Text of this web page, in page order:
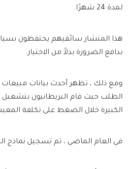
لمدة 24 شهرًا.
هذا المنشار سائقيهم يحتفظون
بدافع الضرورة بدلاً من الاختيار.
ومع ذلك ، تظهر أحدث بيانات
الطلب حيث قام البريطانيون بتشغيل
الكبيرة خلال الضغط على تكلفة
في العام الماضي ، تم تسجيل نماذج الركاب 1.9